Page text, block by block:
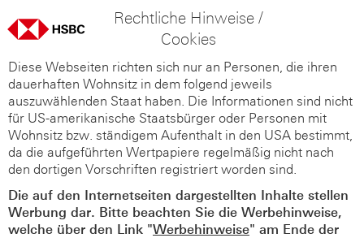
Rechtliche Hinweise /
Cookies
Diese Webseiten richten sich nur an Personen, die ihren
dauerhaften Wohnsitz in dem folgend jeweils
auszuwählenden Staat haben. Die Informationen sind nicht
für US-amerikanische Staatsbürger oder Personen mit
Wohnsitz bzw. ständigem Aufenthalt in den USA bestimmt,
da die aufgeführten Wertpapiere regelmäßig nicht nach
den dortigen Vorschriften registriert worden sind.
Die auf den Internetseiten dargestellten Inhalte stellen
Werbung dar. Bitte beachten Sie die Werbehinweise,
welche über den Link "Werbehinweise" am Ende der